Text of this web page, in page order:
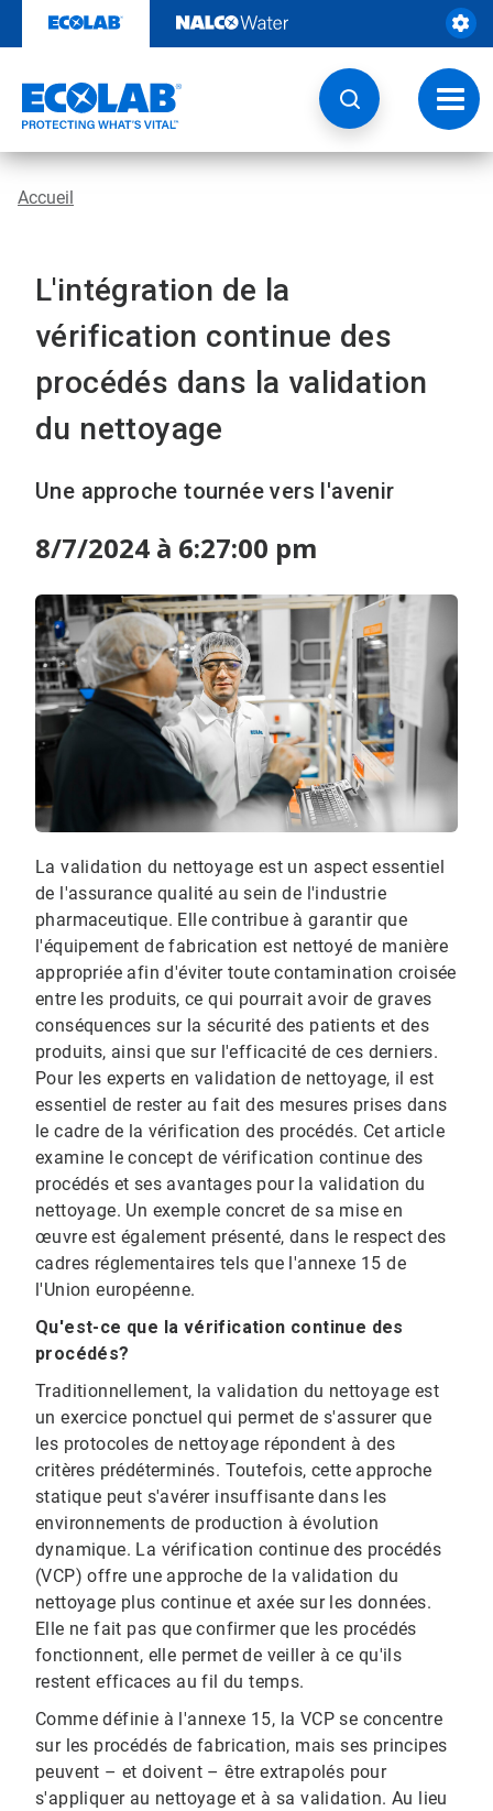
contenu​​​​​​​
à
Accueil
L'intégration de la
vérification continue des
procédés dans la validation
du nettoyage
Une approche tournée vers l'avenir​​​​​​​
8/7/2024 à 6:27:00 pm
La validation du nettoyage est un aspect essentiel
de l'assurance qualité au sein de l'industrie
pharmaceutique.​​​​​​​ Elle contribue à garantir que
l'équipement de fabrication est nettoyé de manière
appropriée afin d'éviter toute contamination croisée
entre les produits, ce qui pourrait avoir de graves
conséquences sur la sécurité des patients et des
produits, ainsi que sur l'efficacité de ces derniers.
Pour les experts en validation de nettoyage, il est
essentiel de rester au fait des mesures prises dans
le cadre de la vérification des procédés. Cet article
examine le concept de vérification continue des
procédés et ses avantages pour la validation du
nettoyage. Un exemple concret de sa mise en
œuvre est également présenté, dans le respect des
cadres réglementaires tels que l'annexe 15 de
l'Union européenne.
Qu'est-ce que la vérification continue des
procédés?
Traditionnellement, la validation du nettoyage est
un exercice ponctuel qui permet de s'assurer que
les protocoles de nettoyage répondent à des
critères prédéterminés.​​​​​​​ Toutefois, cette approche
statique peut s'avérer insuffisante dans les
environnements de production à évolution
dynamique.​​​​​​​ La vérification continue des procédés
(VCP) offre une approche de la validation du
nettoyage plus continue et axée sur les données.
Elle ne fait pas que confirmer que les procédés
fonctionnent, elle permet de veiller à ce qu'ils
restent efficaces au fil du temps.
Comme définie à l'annexe 15, la VCP se concentre
sur les procédés de fabrication, mais ses principes
peuvent – et doivent – être extrapolés pour
s'appliquer au nettoyage et à sa validation. Au lieu